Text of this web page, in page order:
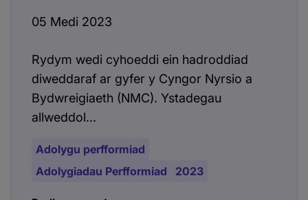
05 Medi 2023
Rydym wedi cyhoeddi ein hadroddiad
diweddaraf ar gyfer y Cyngor Nyrsio a
Bydwreigiaeth (NMC). Ystadegau
allweddol...
Adolygu perfformiad
Adolygiadau Perfformiad
2023